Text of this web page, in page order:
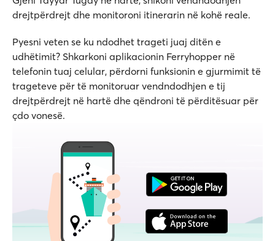
drejtpërdrejt dhe monitoroni itinerarin në kohë reale.
Pyesni veten se ku ndodhet trageti juaj ditën e
udhëtimit? Shkarkoni aplikacionin Ferryhopper në
telefonin tuaj celular, përdorni funksionin e gjurmimit të
trageteve për të monitoruar vendndodhjen e tij
drejtpërdrejt në hartë dhe qëndroni të përditësuar për
çdo vonesë.